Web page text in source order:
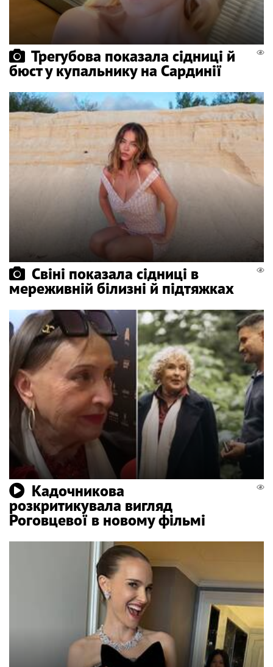
Трегубова показала сідниці й
бюст у купальнику на Сардинії
Свіні показала сідниці в
мереживній білизні й підтяжках
Кадочникова
розкритикувала вигляд
Роговцевої в новому фільмі